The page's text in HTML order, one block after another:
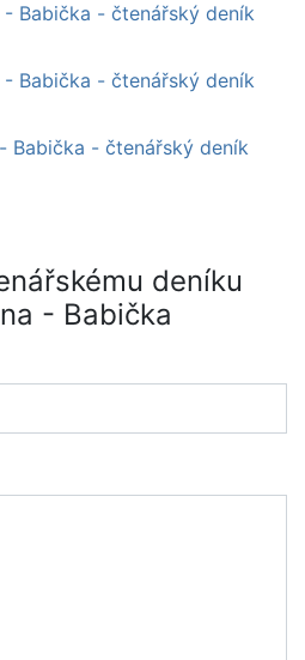
- Babička - čtenářský deník
- Babička - čtenářský deník
Babička - čtenářský deník
deníku
- Babička